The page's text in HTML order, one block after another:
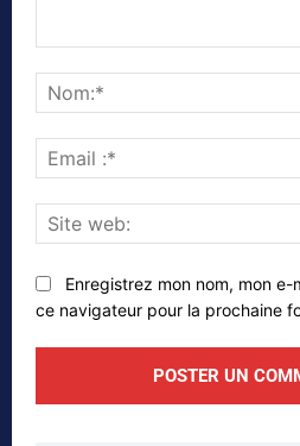
Enregistrez mon nom, mon
ce navigateur pour la prochaine